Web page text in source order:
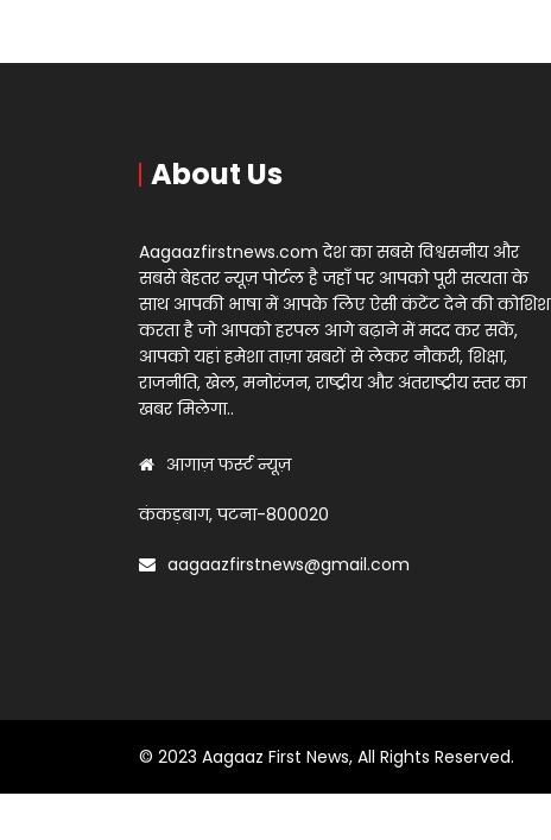
About Us
Aagaazfirstnews.com देश का सबसे विश्वसनीय और
सबसे बेहतर न्यूज़ पोर्टल है जहाँ पर आपको पूरी सत्यता के
साथ आपकी भाषा में आपके लिए ऐसी कंटेंट देने की कोशिश
करता है जो आपको हरपल आगे बढ़ाने में मदद कर सकें,
आपको यहां हमेशा ताज़ा खबरों से लेकर नौकरी, शिक्षा,
राजनीति, खेल, मनोरंजन, राष्ट्रीय और अंतराष्ट्रीय स्तर का
खबर मिलेगा..
आगाज़ फर्स्ट न्यूज़
कंकड़बाग, पटना-800020
aagaazfirstnews@gmail.com
© 2023 Aagaaz First News, All Rights Reserved.